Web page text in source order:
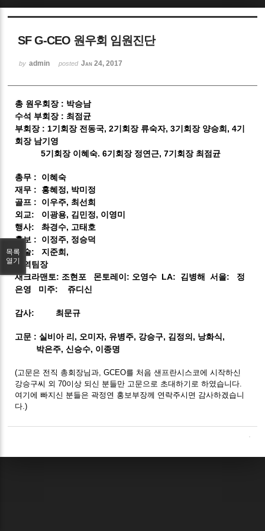
SF G-CEO 원우회 임원진단
by admin posted Jan 24, 2017
총 원우회장 : 박승남
수석 부회장 : 최점균
부회장 : 1기회장 전동국, 2기회장 류숙자, 3기회장 양승희, 4기
회장 남기영
5기회장 이혜숙. 6기회장 정연근, 7기회장 최점균
총무 : 이혜숙
재무 : 홍혜정, 박미정
골프 : 이우주, 최선희
외교: 이광용, 김민정, 이영미
행사: 촤경수, 고태호
홍보 : 이정주, 정승덕
기술: 지준희,
지역팀장
새크라맨토: 조현포 몬토레이: 오영수 LA: 김병해서을: 정
은영 미주: 쥬디신
감사: 최문규
고문 : 실비아 리, 오미자, 유병주, 강승구, 김정의, 낭화식,
박은주, 신승수, 이종명
(고문은 전직 총회장님과, GCEO를 처음 샌프란시스코에 시작하신
강승구씨 외 70이상 되신 분들만 고문으로 초대하기로 하였습니다.
여기에 빠지신 분들은 곽정연 홍보부장께 연락주시면 감사하겠습니
다.)
목록
열기
Sketchbook5, 스케치북5
Sketchbook5, 스케치북5